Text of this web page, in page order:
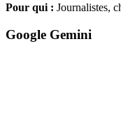
Pour qui : Journalistes,
Google Gemini